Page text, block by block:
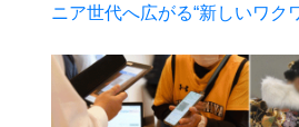
ニア世代へ広がる“新しいワク